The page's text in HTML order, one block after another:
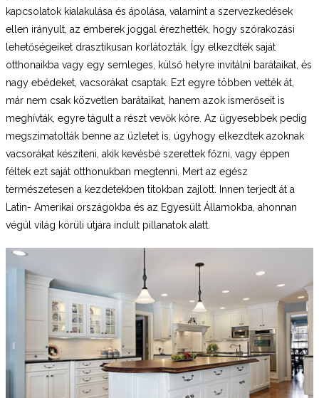
kapcsolatok kialakulása és ápolása, valamint a szervezkedések
ellen irányult, az emberek joggal érezhették, hogy szórakozási
lehetőségeiket drasztikusan korlátozták. Így elkezdték saját
otthonaikba vagy egy semleges, külső helyre invitálni barátaikat, és
nagy ebédeket, vacsorákat csaptak. Ezt egyre többen vették át,
már nem csak közvetlen barátaikat, hanem azok ismerőseit is
meghívták, egyre tágult a részt vevők köre. Az ügyesebbek pedig
megszimatolták benne az üzletet is, úgyhogy elkezdtek azoknak
vacsorákat készíteni, akik kevésbé szerettek főzni, vagy éppen
féltek ezt saját otthonukban megtenni. Mert az egész
természetesen a kezdetekben titokban zajlott. Innen terjedt át a
Latin- Amerikai országokba és az Egyesült Államokba, ahonnan
végül világ körüli útjára indult pillanatok alatt.